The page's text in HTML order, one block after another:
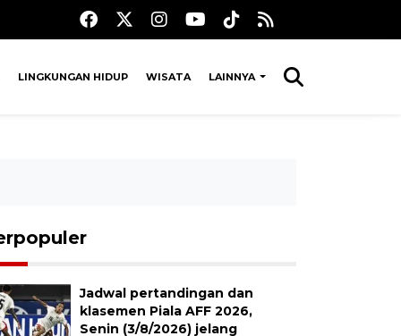
LINGKUNGAN HIDUP WISATA LAINNYA
Jadwal pertandingan dan
klasemen Piala AFF 2026,
Senin (3/8/2026) jelang